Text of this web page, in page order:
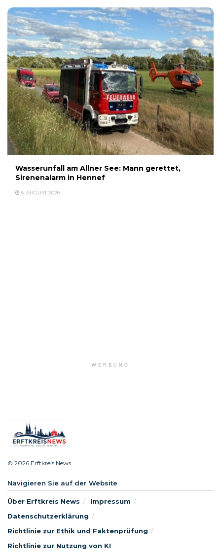
Wasserunfall am Allner See: Mann gerettet,
Sirenenalarm in Hennef
5. AUGUST 2026
WERBUNG
© 2026 Erftkreis News
Navigieren Sie auf der Website
Über Erftkreis News
Impressum
Datenschutzerklärung
Richtlinie zur Ethik und Faktenprüfung
Richtlinie zur Nutzung von KI